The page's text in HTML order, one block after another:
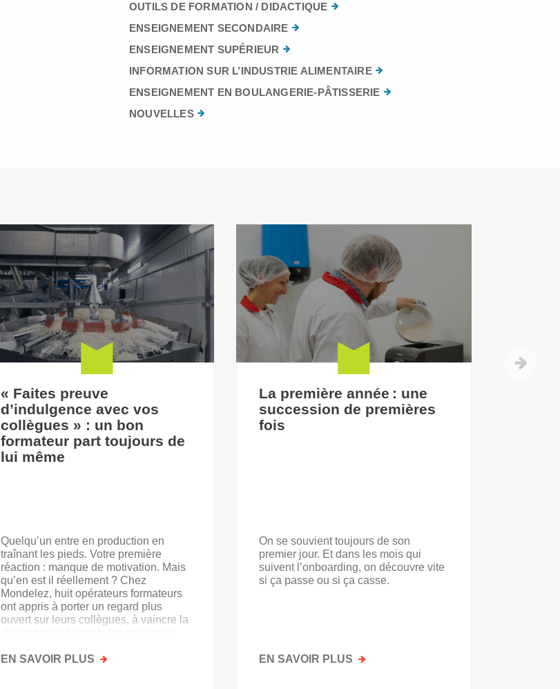
OUTILS DE FORMATION / DIDACTIQUE
ENSEIGNEMENT SECONDAIRE
ENSEIGNEMENT SUPÉRIEUR
INFORMATION SUR L’INDUSTRIE ALIMENTAIRE
ENSEIGNEMENT EN BOULANGERIE-PÂTISSERIE
NOUVELLES
« Faites preuve
d’indulgence avec vos
collègues » : un bon
formateur part toujours de
lui même
Quelqu’un entre en production en
traînant les pieds. Votre première
réaction : manque de motivation. Mais
qu’en est il réellement ? Chez
Mondelez, huit opérateurs formateurs
ont appris à porter un regard plus
ouvert sur leurs collègues, à vaincre la
résistance et à ancrer les nouveaux
EN SAVOIR PLUS SUR
La première année : une
succession de premières
fois
On se souvient toujours de son
premier jour. Et dans les mois qui
suivent l’onboarding, on découvre vite
si ça passe ou si ça casse.
EN SAVOIR PLUS SUR